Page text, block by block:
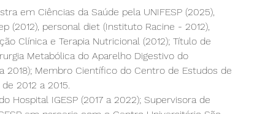
em Ciências da Saúde pela UNIFESP (2025),
(2012), personal diet (Instituto Racine - 2012),
Clínica e Terapia Nutricional (2012); Título de
Metabólica do Aparelho Digestivo do
2018); Membro Científico do Centro de Estudos de
2012 a 2015.
Hospital IGESP (2017 a 2022); Supervisora de